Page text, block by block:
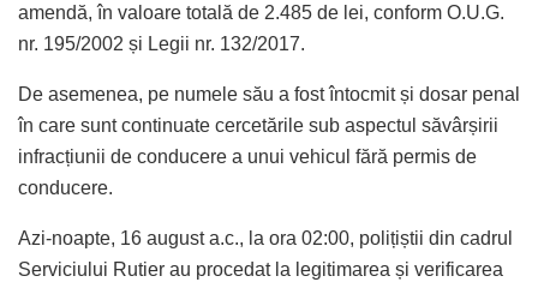
amendă, în valoare totală de 2.485 de lei, conform O.U.G.
nr. 195/2002 și Legii nr. 132/2017.
De asemenea, pe numele său a fost întocmit și dosar penal
în care sunt continuate cercetările sub aspectul săvârșirii
infracțiunii de conducere a unui vehicul fără permis de
conducere.
Azi-noapte, 16 august a.c., la ora 02:00, polițiștii din cadrul
Serviciului Rutier au procedat la legitimarea și verificarea